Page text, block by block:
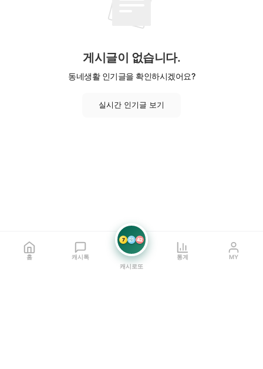
게시글이 없습니다.
동네생활 인기글을 확인하시겠어요?
실시간 인기글 보기
홈 캐시톡
7 21 42
캐시로또
통계 MY